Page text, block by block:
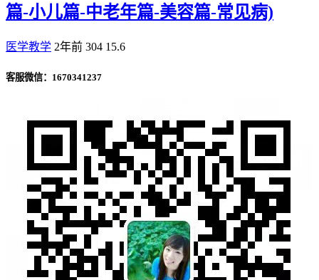
篇-小儿篇-中老年篇-美容篇-常见病)
医学教学 2年前 304 15.6
客服微信：1670341237